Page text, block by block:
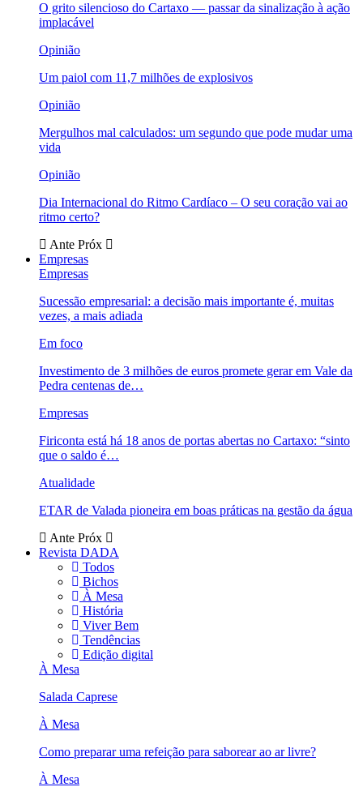
O grito silencioso do Cartaxo — passar da sinalização à ação
implacável
Opinião
Um paiol com 11,7 milhões de explosivos
Opinião
Mergulhos mal calculados: um segundo que pode mudar uma
vida
Opinião
Dia Internacional do Ritmo Cardíaco – O seu coração vai ao
ritmo certo?
Ante Próx
Empresas
Empresas
Sucessão empresarial: a decisão mais importante é, muitas
vezes, a mais adiada
Em foco
Investimento de 3 milhões de euros promete gerar em Vale da
Pedra centenas de…
Empresas
Firiconta está há 18 anos de portas abertas no Cartaxo: “sinto
que o saldo é…
Atualidade
ETAR de Valada pioneira em boas práticas na gestão da água
Ante Próx
Revista DADA
Todos
Bichos
À Mesa
História
Viver Bem
Tendências
Edição digital
À Mesa
Salada Caprese
À Mesa
Como preparar uma refeição para saborear ao ar livre?
À Mesa